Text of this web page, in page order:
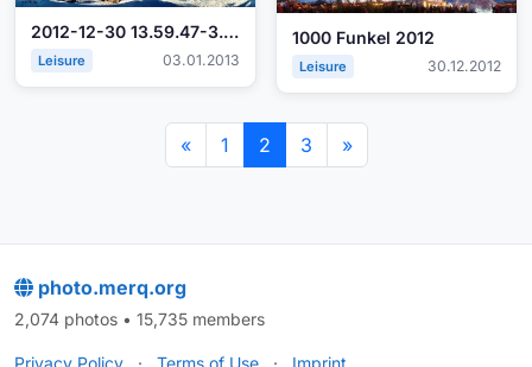
2012-12-30 13.59.47-3.JPG
Leisure 03.01.2013
1000 Funkel 2012
Leisure 30.12.2012
« 1 2 3 »
photo.merq.org
2,074 photos • 15,735 members